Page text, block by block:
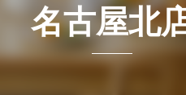
名古屋北